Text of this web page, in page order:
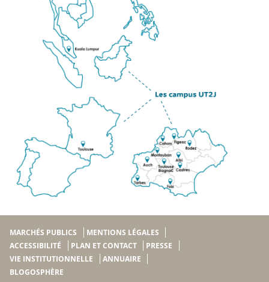
MARCHÉS PUBLICS
MENTIONS LÉGALES
ACCESSIBILITÉ
PLAN ET CONTACT
PRESSE
VIE INSTITUTIONNELLE
ANNUAIRE
BLOGOSPHÈRE